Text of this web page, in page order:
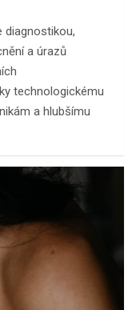
diagnostikou,
a úrazů
technologickému
a hlubšímu